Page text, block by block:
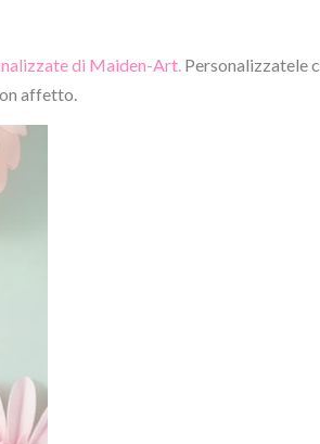
di Maiden-Art. Personalizzatele
affetto.